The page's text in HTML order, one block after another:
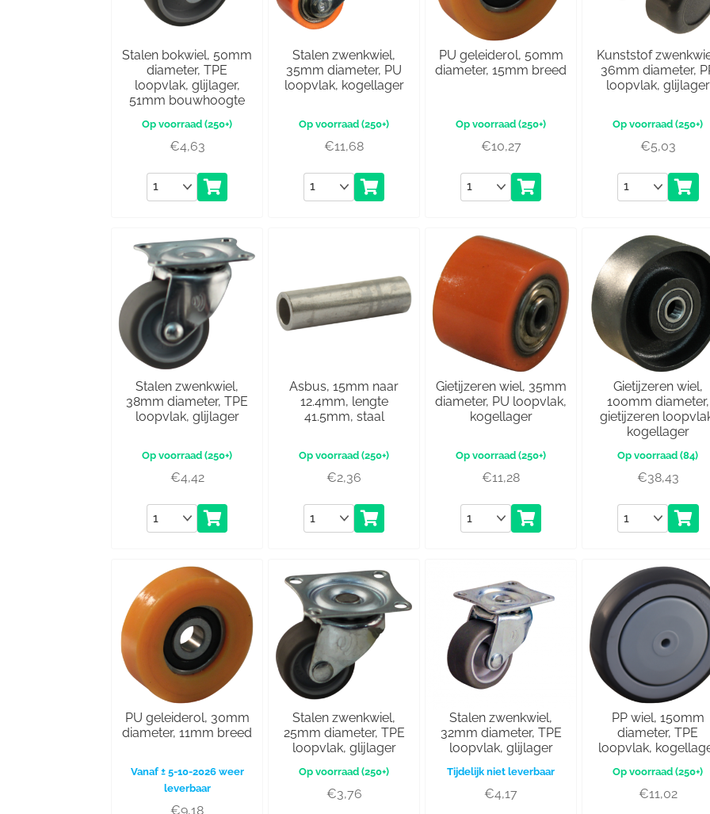
Stalen bokwiel, 50mm
diameter, TPE
loopvlak, glijlager,
51mm bouwhoogte
(250+)
€4,63
Aantal
Stalen zwenkwiel,
35mm diameter, PU
loopvlak, kogellager
(250+)
€11,68
Aantal
PU geleiderol, 50mm
diameter, 15mm breed
(250+)
€10,27
Aantal
Kunststof
36mm diameter,
loopvlak, glijlager
(250+)
€5,03
Aantal
Stalen zwenkwiel,
38mm diameter, TPE
loopvlak, glijlager
(250+)
€4,42
Aantal
Asbus, 15mm naar
12.4mm, lengte
41.5mm, staal
(250+)
€2,36
Aantal
Gietijzeren wiel, 35mm
diameter, PU loopvlak,
kogellager
(250+)
€11,28
Aantal
Gietijzeren wiel,
100mm diameter,
gietijzeren
kogellager
(84)
€38,43
Aantal
PU geleiderol, 30mm
diameter, 11mm breed
Vanaf ± 5-10-2026 weer
leverbaar
€9,18
Stalen zwenkwiel,
25mm diameter, TPE
loopvlak, glijlager
(250+)
€3,76
Stalen zwenkwiel,
32mm diameter, TPE
loopvlak, glijlager
Tijdelijk niet leverbaar
€4,17
PP wiel, 150mm
diameter, TPE
loopvlak,
(250+)
€11,02